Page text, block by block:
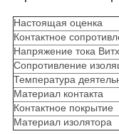
Настоящая оценка
Контактное
Напряжение тока
Сопротивление
Температура
Материал контакта
Контактное покрытие
Материал изолятора